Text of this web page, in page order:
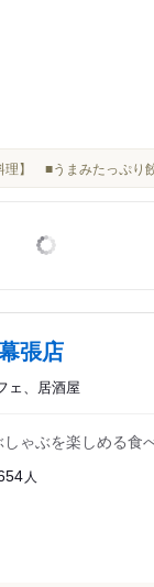
】 ■うまみたっぷり
張店
ェ、居酒屋
ゃぶを楽しめる食
人